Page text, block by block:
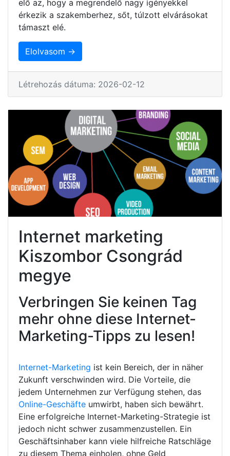
elő az, hogy a megrendelő nagy igényekkel
érkezik a szakemberhez, sőt, túlzott elvárásokat
támaszt elé.
Elolvasom →
Létrehozás dátuma: 2026-02-12
Internet marketing
Kiszombor Csongrád
megye
Verbringen Sie keinen Tag
mehr ohne diese Internet-
Marketing-Tipps zu lesen!
Internet-Marketing ist kein Bereich, der in näher
Zukunft verschwinden wird. Die Vorteile, die
jedem Unternehmen zur Verfügung stehen, das
Online-Geschäfte umwirbt, haben sich bewährt.
Eine erfolgreiche Internet-Marketing-Strategie ist
jedoch nicht schwer zusammenzustellen. Ein
Geschäftsinhaber kann viele hilfreiche Ratschläge
zu diesem Thema einholen, ohne Geld